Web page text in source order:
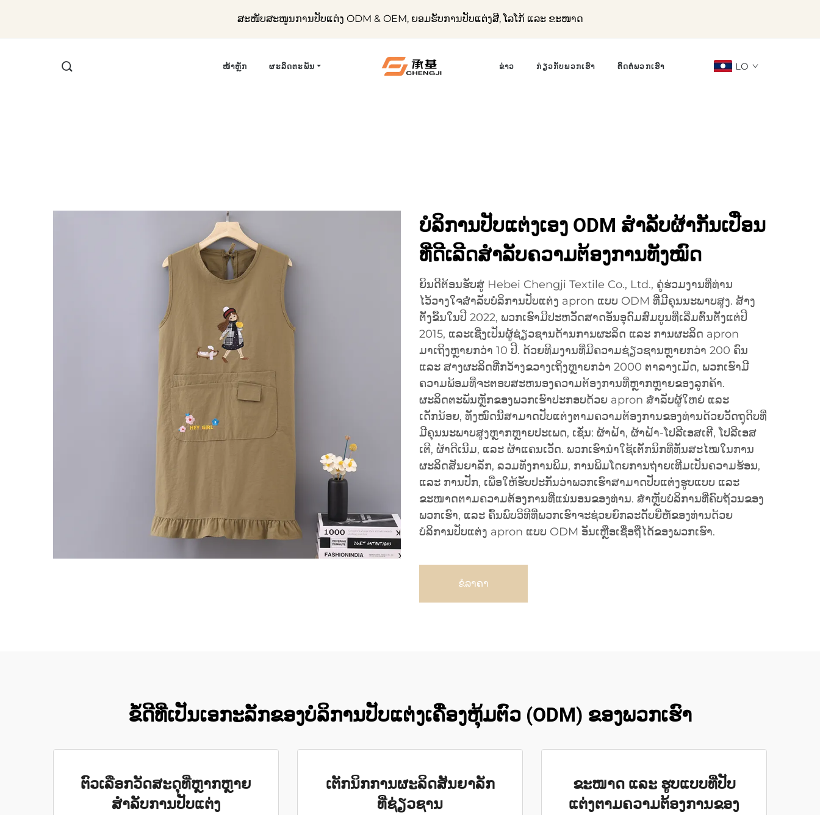
ສະໜັບສະໜູນການປັບແຕ່ງ ODM & OEM, ຍອມຮັບການປັບແຕ່ງສີ, ໂລໂກ້ ແລະ ຂະໜາດ
ໜ້າຫຼັກ ຜະລິດຕະພັນ ຂ່າວ ກ່ຽວກັບພວກເຮົາ ຕິດຕໍ່ພວກເຮົາ LO
ບໍລິການປັບແຕ່ງເອງ ODM ສຳລັບຜ້າກັນເປື່ອນ
ທີ່ດີເລີດສຳລັບຄວາມຕ້ອງການທັງໝົດ
ຍິນດີຕ້ອນຮັບສູ່ Hebei Chengji Textile Co., Ltd., ຄູ່ຮ່ວມງານທີ່ທ່ານ
ໄວ້ວາງໃຈສຳລັບບໍລິການປັບແຕ່ງ apron ແບບ ODM ທີ່ມີຄຸນນະພາບສູງ. ສ້າງ
ຕັ້ງຂຶ້ນໃນປີ 2022, ພວກເຮົາມີປະຫວັດສາດອັນອຸດົມສົມບູນທີ່ເລີ່ມຕົ້ນຕັ້ງແຕ່ປີ
2015, ແລະເຊີ່ງເປັນຜູ້ຊ່ຽວຊານດ້ານການຜະລິດ ແລະ ການຜະລິດ apron
ມາເຖິງຫຼາຍກວ່າ 10 ປີ. ດ້ວຍທີມງານທີ່ມີຄວາມຊ່ຽວຊານຫຼາຍກວ່າ 200 ຄົນ
ແລະ ສາງຜະລິດທີ່ກວ້າງຂວາງເຖິງຫຼາຍກວ່າ 2000 ຕາລາງເມັດ, ພວກເຮົາມີ
ຄວາມພ້ອມທີ່ຈະຕອບສະຫນອງຄວາມຕ້ອງການທີ່ຫຼາກຫຼາຍຂອງລູກຄ້າ.
ຜະລິດຕະພັນຫຼັກຂອງພວກເຮົາປະກອບດ້ວຍ apron ສຳລັບຜູ້ໃຫຍ່ ແລະ
ເດັກນ້ອຍ, ທັງໝົດນີ້ສາມາດປັບແຕ່ງຕາມຄວາມຕ້ອງການຂອງທ່ານດ້ວຍວັດຖຸດິບທີ່
ມີຄຸນນະພາບສູງຫຼາກຫຼາຍປະເພດ, ເຊັ່ນ: ຜ້າຝ້າ, ຜ້າຝ້າ-ໂປລີເອສເຕີ, ໂປລີເອສ
ເຕີ, ຜ້າດີເນີມ, ແລະ ຜ້າແຄນເວັດ. ພວກເຮົານຳໃຊ້ເຕັກນິກທີ່ທັນສະໄໝໃນການ
ຜະລິດສັນຍາລັກ, ລວມທັງການພິມ, ການພິມໂດຍການຖ່າຍເທີມເປັນຄວາມຮ້ອນ,
ແລະ ການປັກ, ເພື່ອໃຫ້ຮັບປະກັນວ່າພວກເຮົາສາມາດປັບແຕ່ງຮູບແບບ ແລະ
ຂະໜາດຕາມຄວາມຕ້ອງການທີ່ແນ່ນອນຂອງທ່ານ. ສຳຫຼັບບໍລິການທີ່ຄົບຖ້ວນຂອງ
ພວກເຮົາ, ແລະ ຄົ້ນພົບວິທີທີ່ພວກເຮົາຈະຊ່ວຍຍົກລະດັບຍີ່ຫໍ້ຂອງທ່ານດ້ວຍ
ບໍລິການປັບແຕ່ງ apron ແບບ ODM ອັນເຫຼືອເຊື່ອຖືໄດ້ຂອງພວກເຮົາ.
ຂໍລາຄາ
ຂໍ້ດີທີ່ເປັນເອກະລັກຂອງບໍລິການປັບແຕ່ງເຄື່ອງຫຸ້ມຕົວ (ODM) ຂອງພວກເຮົາ
ຕົວເລືອກວັດສະດຸທີ່ຫຼາກຫຼາຍ
ສຳລັບການປັບແຕ່ງ
ເຕັກນິກການຜະລິດສັນຍາລັກ
ທີ່ຊ່ຽວຊານ
ຂະໜາດ ແລະ ຮູບແບບທີ່ປັບ
ແຕ່ງຕາມຄວາມຕ້ອງການຂອງ